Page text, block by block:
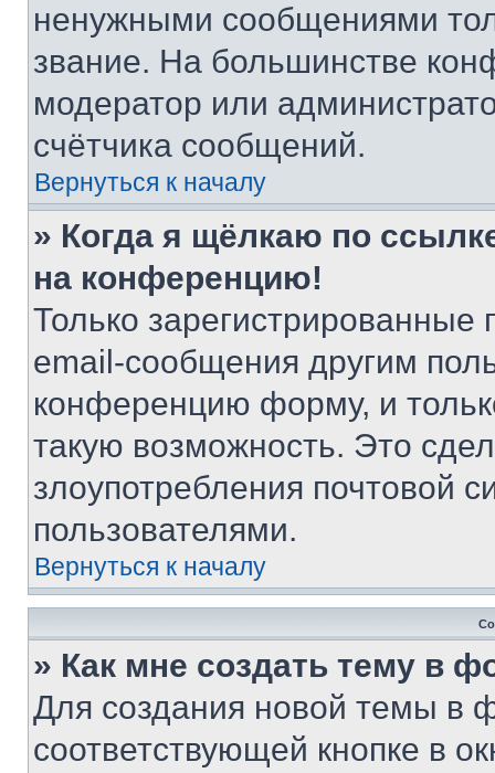
ненужными сообщениями
звание. На большинстве
модератор или
счётчика сообщений.
Вернуться к началу
» Когда я щёлкаю по
на конференцию!
Только зарегистрированные
email-сообщения другим
конференцию форму, и
такую возможность. Это
злоупотребления почтовой
пользователями.
Вернуться к началу
» Как мне создать тему в
Для создания новой темы в
соответствующей кнопке в